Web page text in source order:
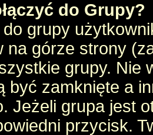
do Grupy?
do grupy
na górze strony
grupy. Nie
być zamknięte a
Jeżeli grupa jest
przycisk.